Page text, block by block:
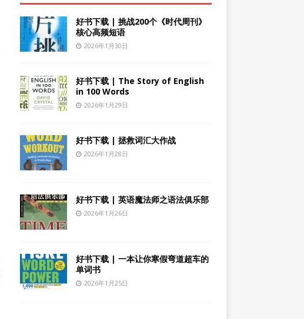
好书下载 | 挑战200个《时代周刊》
核心高频短语
2026年1月30日
好书下载 | The Story of English
in 100 Words
2026年1月29日
好书下载 | 拯救词汇大作战
2026年1月28日
好书下载 | 英语魔法师之语法俱乐部
2026年1月26日
好书下载 | 一本让你寒假弯道超车的
单词书
2026年1月25日